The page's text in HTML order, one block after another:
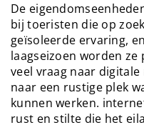
De
bij toeristen die op
geïsoleerde ervaring,
laagseizoen worden
veel vraag naar
naar een rustige plek
kunnen werken.
rust en stilte die het